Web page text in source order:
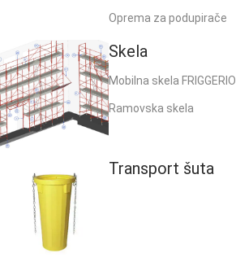
Oprema za podupirače
Skela
Mobilna skela FRIGGERIO
Ramovska skela
Transport šuta